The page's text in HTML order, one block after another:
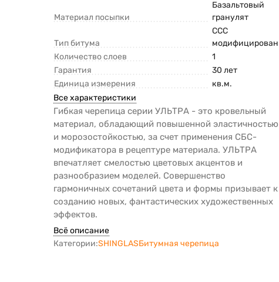
Материал посыпки
Базальтовый
гранулят
Тип битума
ССС
модифицирован
Количество слоев
1
Гарантия
30 лет
Единица измерения
кв.м.
Все характеристики
Гибкая черепица серии УЛЬТРА - это кровельный
материал, обладающий повышенной эластичностью
и морозостойкостью, за счет применения СБС-
модификатора в рецептуре материала. УЛЬТРА
впечатляет смелостью цветовых акцентов и
разнообразием моделей. Совершенство
гармоничных сочетаний цвета и формы призывает к
созданию новых, фантастических художественных
эффектов.
Всё описание
Категории:SHINGLASБитумная черепица